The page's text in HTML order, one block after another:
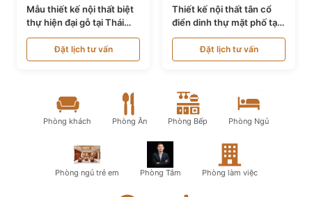
Mẫu thiết kế nội thất biệt
thự hiện đại gỗ tại Thái
Bình NT9188719
Đặt lịch tư vấn
Thiết kế nội thất tân cổ
điển dinh thự mặt phố tại
Quảng Ninh NT24531
Đặt lịch tư vấn
Phòng khách Phòng Ăn Phòng Bếp Phòng Ngủ
Phòng ngủ trẻ em Phòng Tắm Phòng làm việc